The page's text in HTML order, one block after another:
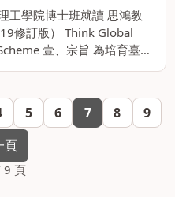
工學院博士班就讀 思鴻教
修訂版） Think Global
壹、宗旨 為培育臺大
5 6 7 8
9
頁
9 頁